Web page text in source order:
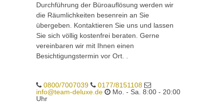
Durchführung der Büroauflösung werden wir
die Räumlichkeiten besenrein an Sie
übergeben. Kontaktieren Sie uns und lassen
Sie sich völlig kostenfrei beraten. Gerne
vereinbaren wir mit Ihnen einen
Besichtigungstermin vor Ort. .
0800/7007039
0177/8151108
info@team-deluxe.de
Mo. - Sa. 8:00 - 20:00
Uhr